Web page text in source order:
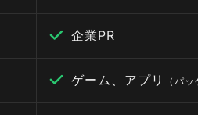
企業PR
ゲーム、アプリ （パ